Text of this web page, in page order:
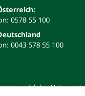
0578 55 100
0043 578 55 100
gesetzlicher